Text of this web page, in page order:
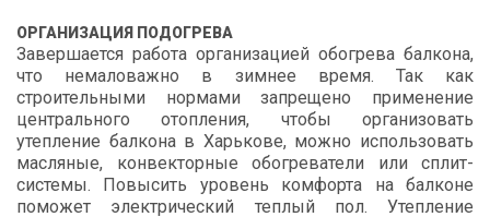
ОРГАНИЗАЦИЯ ПОДОГРЕВА
Завершается работа организацией обогрева балкона,
что немаловажно в зимнее время. Так как
строительными нормами запрещено применение
центрального отопления, чтобы организовать
утепление балкона в Харькове, можно использовать
масляные, конвекторные обогреватели или сплит-
системы. Повысить уровень комфорта на балконе
поможет электрический теплый пол. Утепление